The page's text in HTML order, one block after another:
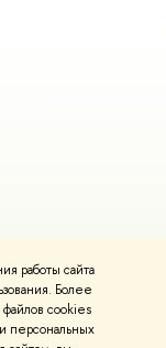
работы сайта
Более
cookies
персональных